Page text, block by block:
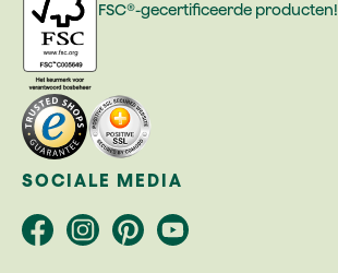
FSC®-gecertificeerde producten!
SOCIALE MEDIA